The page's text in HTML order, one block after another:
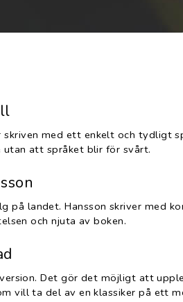
med ett enkelt och tydligt
att språket blir för svårt.
landet. Hansson skriver med
och njuta av boken.
Det gör det möjligt att
vill ta del av en klassiker på ett